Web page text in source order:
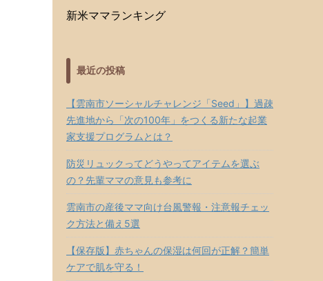
新米ママランキング
最近の投稿
【雲南市ソーシャルチャレンジ「Seed」】過疎
先進地から「次の100年」をつくる新たな起業
家支援プログラムとは？
防災リュックってどうやってアイテムを選ぶ
の？先輩ママの意見も参考に
雲南市の産後ママ向け台風警報・注意報チェッ
ク方法と備え5選
【保存版】赤ちゃんの保湿は何回が正解？簡単
ケアで肌を守る！